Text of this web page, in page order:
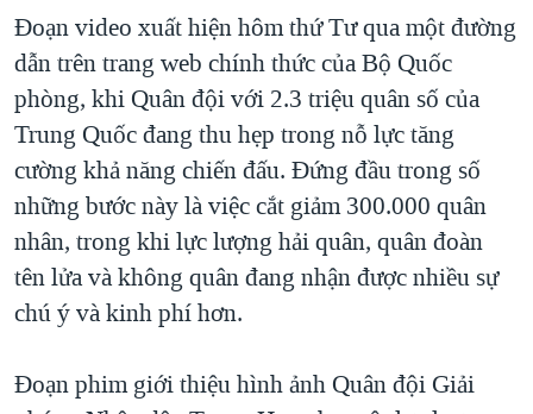
Đoạn video xuất hiện hôm thứ Tư qua một đường
dẫn trên trang web chính thức của Bộ Quốc
phòng, khi Quân đội với 2.3 triệu quân số của
Trung Quốc đang thu hẹp trong nỗ lực tăng
cường khả năng chiến đấu. Đứng đầu trong số
những bước này là việc cắt giảm 300.000 quân
nhân, trong khi lực lượng hải quân, quân đoàn
tên lửa và không quân đang nhận được nhiều sự
chú ý và kinh phí hơn.
Đoạn phim giới thiệu hình ảnh Quân đội Giải